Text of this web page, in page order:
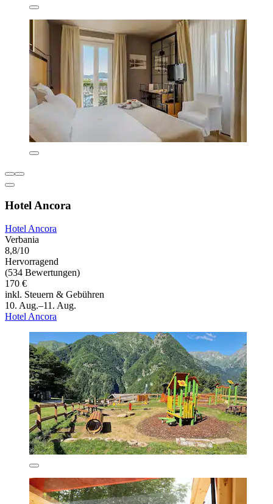
Hotel Ancora
Hotel Ancora
Verbania
8,8/10
Hervorragend
(534 Bewertungen)
170 €
inkl. Steuern & Gebühren
10. Aug.–11. Aug.
Hotel Ancora